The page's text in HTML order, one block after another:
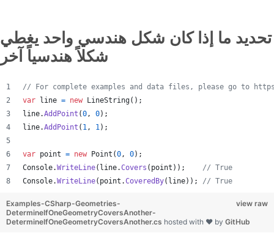
تحديد ما إذا كان شكل هندسي واحد يغطي
شكلاً هندسياً آخر
// For complete examples and data files, please go to
var
line = new LineString( ) ;
line.AddPoint (0, 0) ;
line.AddPoint ( 1, 1) ;
var point = new Point (0, 0) ;
Console.WriteLine( line.Covers ( point ) ) ;
// True
Console.WriteLine( point .CoveredBy( line) ) ; // True
view raw
Examples-CSharp-Geometries-
DetermineIfOneGeometryCoversAnother-
DetermineIfOneGeometryCoversAnother.cs hosted with ❤ by GitHub